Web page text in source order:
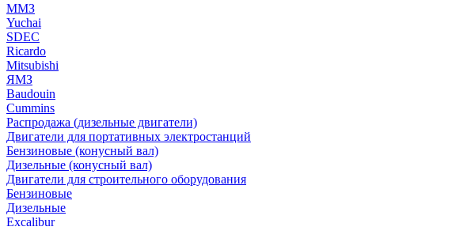
ММЗ
Yuchai
SDEC
Ricardo
Mitsubishi
ЯМЗ
Baudouin
Cummins
Распродажа (дизельные двигатели)
Двигатели для портативных электростанций
Бензиновые (конусный вал)
Дизельные (конусный вал)
Двигатели для строительного оборудования
Бензиновые
Дизельные
Excalibur